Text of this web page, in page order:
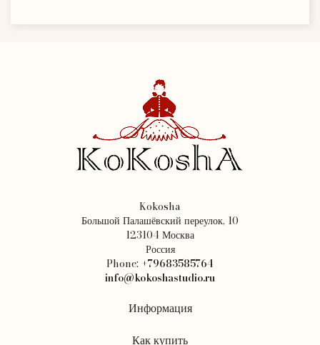
Kokosha
Большой Палашёвский переулок, 10
123104 Москва
Россия
Phone: +79683585764
info@kokoshastudio.ru
Информация
Как купить